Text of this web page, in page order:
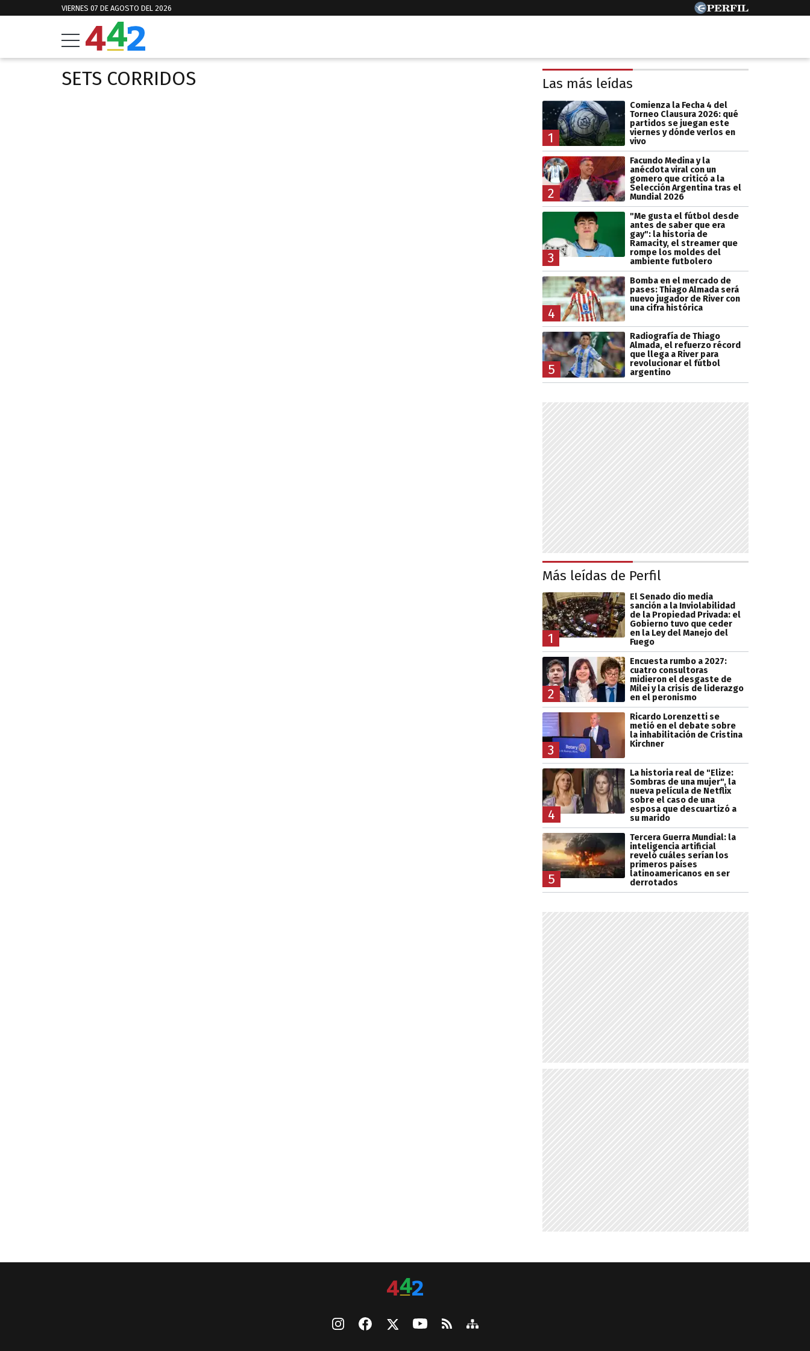
VIERNES 07 DE AGOSTO DEL 2026
SETS CORRIDOS Las más leídas
1
Comienza la Fecha 4 del
Torneo Clausura 2026: qué
partidos se juegan este
viernes y dónde verlos en
vivo
2
Facundo Medina y la
anécdota viral con un
gomero que criticó a la
Selección Argentina tras el
Mundial 2026
3
"Me gusta el fútbol desde
antes de saber que era
gay": la historia de
Ramacity, el streamer que
rompe los moldes del
ambiente futbolero
4
Bomba en el mercado de
pases: Thiago Almada será
nuevo jugador de River con
una cifra histórica
5
Radiografía de Thiago
Almada, el refuerzo récord
que llega a River para
revolucionar el fútbol
argentino
Más leídas de Perfil
1
El Senado dio media
sanción a la Inviolabilidad
de la Propiedad Privada: el
Gobierno tuvo que ceder
en la Ley del Manejo del
Fuego
2
Encuesta rumbo a 2027:
cuatro consultoras
midieron el desgaste de
Milei y la crisis de liderazgo
en el peronismo
3
Ricardo Lorenzetti se
metió en el debate sobre
la inhabilitación de Cristina
Kirchner
4
La historia real de "Elize:
Sombras de una mujer", la
nueva película de Netflix
sobre el caso de una
esposa que descuartizó a
su marido
5
Tercera Guerra Mundial: la
inteligencia artificial
reveló cuáles serían los
primeros países
latinoamericanos en ser
derrotados